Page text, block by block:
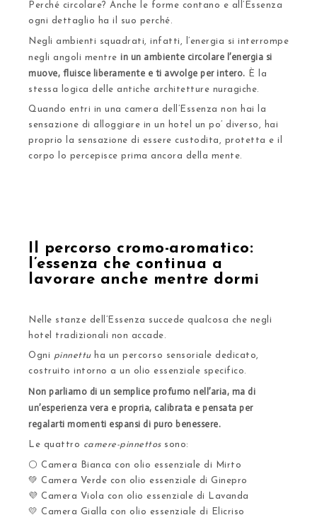
Perché circolare? Anche le forme contano e all’Essenza
ogni dettaglio ha il suo perché.
Negli ambienti squadrati, infatti, l’energia si interrompe
negli angoli mentre in un ambiente circolare l’energia si
muove, fluisce liberamente e ti avvolge per intero. È la
stessa logica delle antiche architetture nuragiche.
Quando entri in una camera dell’Essenza non hai la
sensazione di alloggiare in un hotel un po’ diverso, hai
proprio la sensazione di essere custodita, protetta e il
corpo lo percepisce prima ancora della mente.
Il percorso cromo-aromatico:
l’essenza che continua a
lavorare anche mentre dormi
Nelle stanze dell’Essenza succede qualcosa che negli
hotel tradizionali non accade.
Ogni pinnettuha un percorso sensoriale dedicato,
costruito intorno a un olio essenziale specifico.
Non parliamo di un semplice profumo nell’aria, ma di
un’esperienza vera e propria, calibrata e pensata per
regalarti momenti espansi di puro benessere.
Le quattro camere-pinnettossono:
⚪ Camera Bianca con olio essenziale di Mirto
💚 Camera Verde con olio essenziale di Ginepro
💜 Camera Viola con olio essenziale di Lavanda
💛 Camera Gialla con olio essenziale di Elicriso